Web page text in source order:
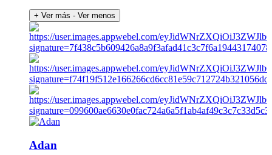
+ Ver más - Ver menos
Adan